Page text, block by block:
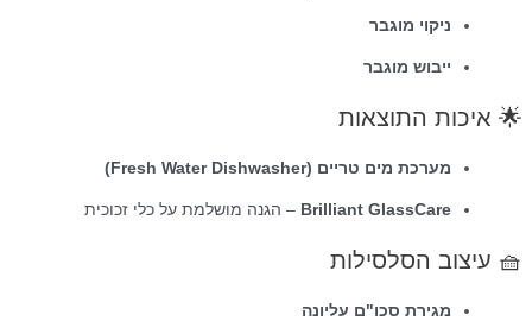
ניקוי מוגבר
ייבוש מוגבר
🌟 איכות התוצאות
מערכת מים טריים (Fresh Water Dishwasher)
Brilliant GlassCare – הגנה מושלמת על כלי זכוכית
🧺 עיצוב הסלסילות
מגירת סכו"ם עליונה